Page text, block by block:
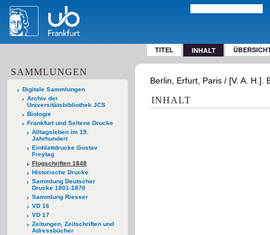
TITEL INHALT
SAMMLUNGEN
Digitale Sammlungen
Archiv der
Universitätsbibliothek JCS
Biologie
Frankfurt und Seltene Drucke
Alltagsleben im 19.
Jahrhundert
Einblattdrucke Gustav
Freytag
Flugschriften 1848
Historische Drucke
Sammlung Deutscher
Drucke 1801-1870
Sammlung Riesser
VD 16
VD 17
Zeitungen, Zeitschriften und
Adressbücher
Berlin, Erfurt, Paris / [V. A. H.].
INHALT